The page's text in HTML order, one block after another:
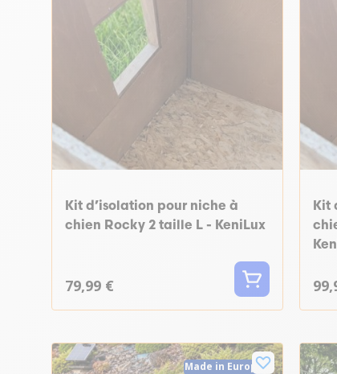
Kit d’isolation pour niche à
chien Rocky 2 taille L - KeniLux
79,99 €
Kit
Made in Europe